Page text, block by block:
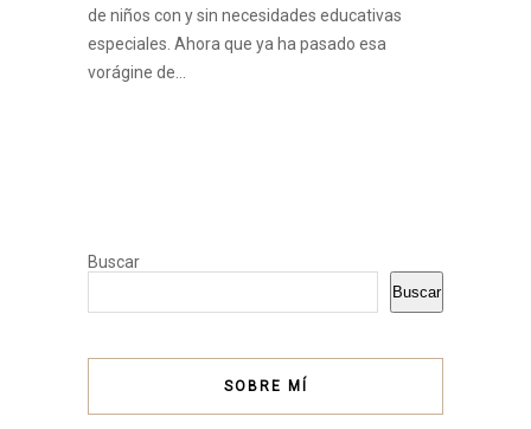
de niños con y sin necesidades educativas
especiales. Ahora que ya ha pasado esa
vorágine de…
Buscar
Buscar
SOBRE MÍ